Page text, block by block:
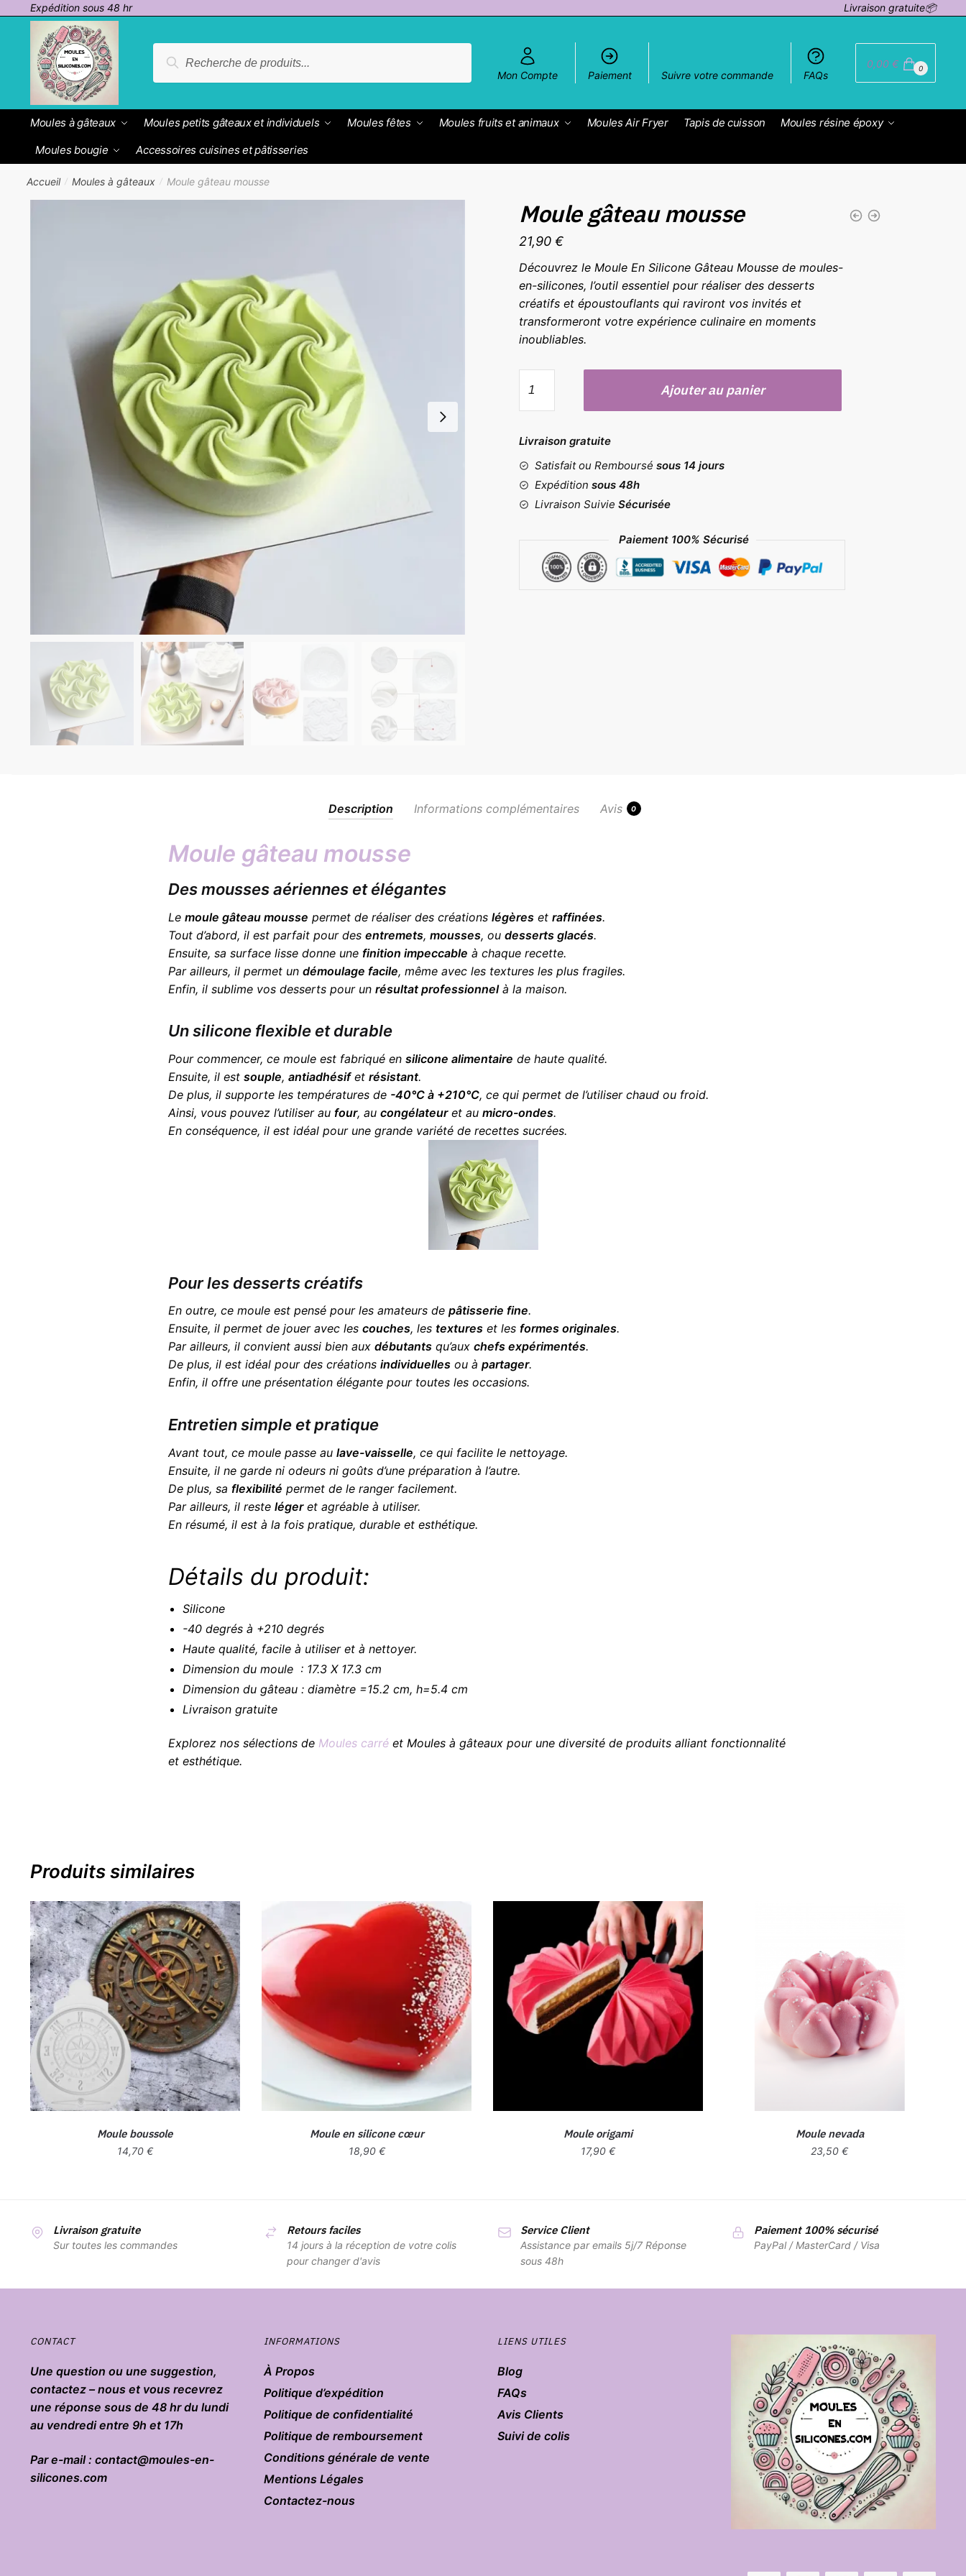
Passer
navigation
contenu
Expédition sous 48 hr Livraison gratuite📦
pour :
Recherche
Mon Compte
Paiement Suivre votre commande FAQs
0,00€ 0
Moules à gâteaux Moules petits gâteaux et individuels Moules fêtes Moules fruits et animaux Moules Air Fryer Tapis de cuisson
Moules résine époxy
Moules bougie
Accessoires cuisines et pâtisseries
Accueil / Moules à gâteaux / Moule gâteau mousse
Moule gâteau mousse
21,90€
Découvrez le Moule En Silicone Gâteau Mousse de moules-
en-silicones, l’outil essentiel pour réaliser des desserts
créatifs et époustouflants qui raviront vos invités et
transformeront votre expérience culinaire en moments
inoubliables.
de
Moule
mousse
Ajouter au panier
Livraison gratuite
Satisfait ou Remboursésous 14 jours
Expédition sous 48h
Livraison SuivieSécurisée
Paiement 100% Sécurisé
Description Informations complémentaires Avis 0
Moule gâteau mousse
Des mousses aériennes et élégantes
Le moule gâteau mousse permet de réaliser des créations légèreset raffinées.
Tout d’abord, il est parfait pour des entremets, mousses, ou desserts glacés.
Ensuite, sa surface lisse donne une finition impeccable à chaque recette.
Par ailleurs, il permet un démoulage facile, même avec les textures les plus fragiles.
Enfin, il sublime vos desserts pour un résultat professionnelà la maison.
Un silicone flexible et durable
Pour commencer, ce moule est fabriqué en silicone alimentaire de haute qualité.
Ensuite, il est souple, antiadhésifet résistant.
De plus, il supporte les températures de -40°C à +210°C, ce qui permet de l’utiliser chaud ou froid.
Ainsi, vous pouvez l’utiliser au four, au congélateuret au micro-ondes.
En conséquence, il est idéal pour une grande variété de recettes sucrées.
Pour les desserts créatifs
En outre, ce moule est pensé pour les amateurs de pâtisserie fine.
Ensuite, il permet de jouer avec les couches, les textureset les formes originales.
Par ailleurs, il convient aussi bien aux débutantsqu’aux chefs expérimentés.
De plus, il est idéal pour des créations individuellesou à partager.
Enfin, il offre une présentation élégante pour toutes les occasions.
Entretien simple et pratique
Avant tout, ce moule passe au lave-vaisselle, ce qui facilite le nettoyage.
Ensuite, il ne garde ni odeurs ni goûts d’une préparation à l’autre.
De plus, sa flexibilité permet de le ranger facilement.
Par ailleurs, il reste légeret agréable à utiliser.
En résumé, il est à la fois pratique, durable et esthétique.
Détails du produit:
Silicone
-40 degrés à +210 degrés
Haute qualité, facile à utiliser et à nettoyer.
Dimension du moule : 17.3 X 17.3 cm
Dimension du gâteau : diamètre =15.2 cm, h=5.4 cm
Livraison gratuite
Explorez nos sélections de Moules carréet Moules à gâteaux pour une diversité de produits alliant fonctionnalité
et esthétique.
Produits similaires
Moule boussole
14,70 €
Moule en silicone cœur
18,90 €
Moule origami
17,90€
Moule nevada
23,50€
Livraison gratuite
Sur toutes les commandes
Retours faciles
14 jours à la réception de votre colis
pour changer d'avis
Service Client
Assistance par emails 5j/7 Réponse
sous 48h
Paiement 100% sécurisé
PayPal / MasterCard / Visa
CONTACT
Une question ou une suggestion,
contactez – nous et vous recevrez
une réponse sous de 48 hr du lundi
au vendredi entre 9h et 17h
Par e-mail : contact@moules-en-
silicones.com
INFORMATIONS
À Propos
Politique d’expédition
Politique de confidentialité
Politique de remboursement
Conditions générale de vente
Mentions Légales
Contactez-nous
LIENS UTILES
Blog
FAQs
Avis Clients
Suivi de colis